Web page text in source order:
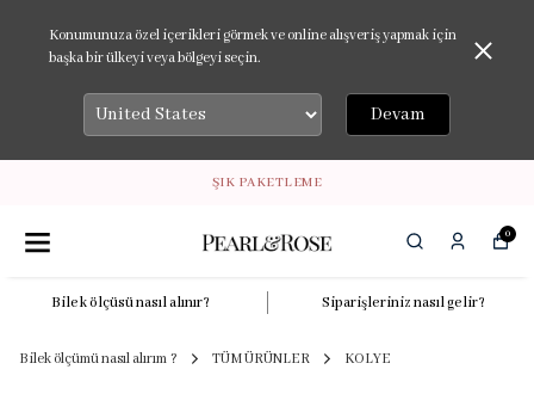
Konumunuza özel içerikleri görmek ve online alışveriş yapmak için
başka bir ülkeyi veya bölgeyi seçin.
Devam
ŞIK PAKETLEME
0
Bilek ölçüsü nasıl alınır? Siparişleriniz nasıl gelir?
Bilek ölçümü nasıl alırım ? TÜM ÜRÜNLER KOLYE